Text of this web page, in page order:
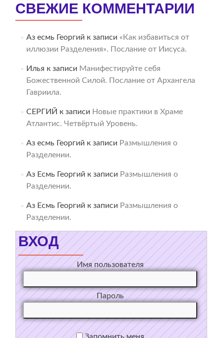
СВЕЖИЕ КОММЕНТАРИИ
Аз есмь Георгий к записи «Как избавиться от
иллюзии Разделения». Послание от Иисуса.
Илья к записи Манифестируйте себя
Божественной Силой. Послание от Архангела
Гавриила.
СЕРГИЙ к записи Новые практики в Храме
Атлантис. Четвёртый Уровень.
Аз есмь Георгий к записи Размышления о
Разделении.
Аз Есмь Георгий к записи Размышления о
Разделении.
Аз Есмь Георгий к записи Размышления о
Разделении.
ВХОД
Имя пользователя
Пароль